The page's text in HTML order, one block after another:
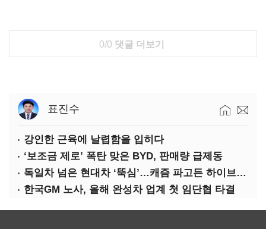
0/0 댓글 더보기
표진수
강인한 근육에 날렵함을 입히다
‘보조금 제로’ 폭탄 맞은 BYD, 판매량 급제동
독일차 넘은 현대차 ‘뚝심’…캐즘 파고든 하이브리드 역전극
한국GM 노사, 올해 완성차 업계 첫 임단협 타결